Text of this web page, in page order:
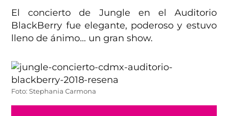
El concierto de Jungle en el Auditorio
BlackBerry fue elegante, poderoso y estuvo
lleno de ánimo… un gran show.
Foto: Stephania Carmona